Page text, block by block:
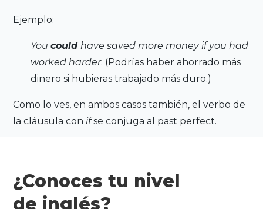
Ejemplo:
Youcouldhave saved more money if you had
worked harder. (Podrías haber ahorrado más
dinero si hubieras trabajado más duro.)
Como lo ves, en ambos casos también, el verbo de
la cláusula conifse conjuga al past perfect.
¿Conoces tu nivel
de inglés?